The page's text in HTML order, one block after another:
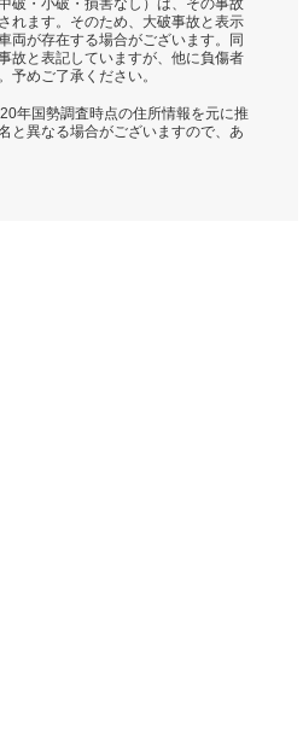
破・小破・損害なし）は、その事故
れます。そのため、大破事故と表示
両が存在する場合がございます。同
故と表記していますが、他に負傷者
予めご了承ください。
年国勢調査時点の住所情報を元に推
と異なる場合がございますので、あ